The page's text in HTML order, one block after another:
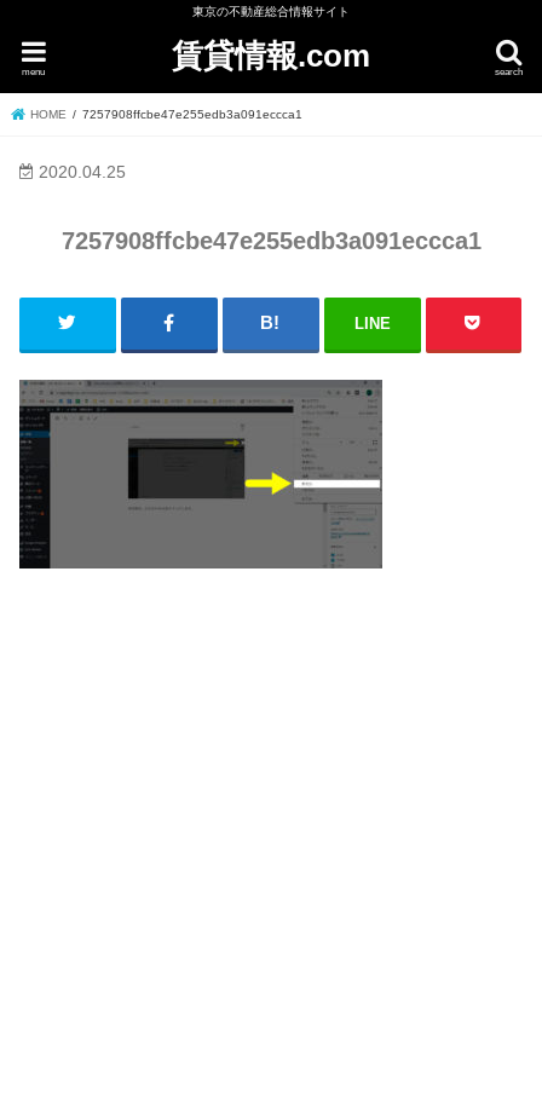
東京の不動産総合情報サイト
賃貸情報.com search
menu
HOME 7257908ffcbe47e255edb3a091eccca1
2020.04.25
7257908ffcbe47e255edb3a091eccca1
LINE